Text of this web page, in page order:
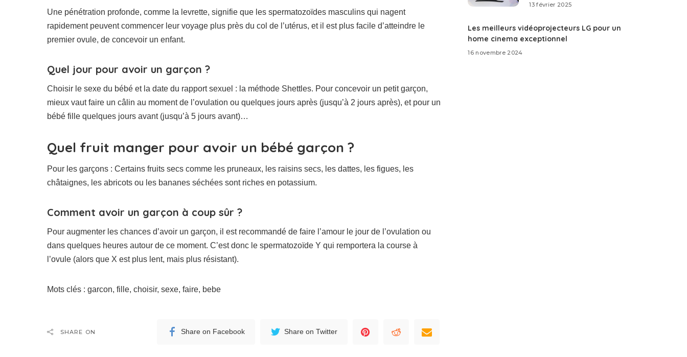
Une pénétration profonde, comme la levrette, signifie que les spermatozoïdes masculins qui nagent
rapidement peuvent commencer leur voyage plus près du col de l’utérus, et il est plus facile d’atteindre le
premier ovule, de concevoir un enfant.
Quel jour pour avoir un garçon ?
Choisir le sexe du bébé et la date du rapport sexuel : la méthode Shettles. Pour concevoir un petit garçon,
mieux vaut faire un câlin au moment de l’ovulation ou quelques jours après (jusqu’à 2 jours après), et pour un
bébé fille quelques jours avant (jusqu’à 5 jours avant)…
Quel fruit manger pour avoir un bébé garçon ?
Pour les garçons : Certains fruits secs comme les pruneaux, les raisins secs, les dattes, les figues, les
châtaignes, les abricots ou les bananes séchées sont riches en potassium.
Comment avoir un garçon à coup sûr ?
Pour augmenter les chances d’avoir un garçon, il est recommandé de faire l’amour le jour de l’ovulation ou
dans quelques heures autour de ce moment. C’est donc le spermatozoïde Y qui remportera la course à
l’ovule (alors que X est plus lent, mais plus résistant).
Mots clés : garcon, fille, choisir, sexe, faire, bebe
SHARE ON Share on Facebook Share on Twitter
13 février 2025
Les meilleurs vidéoprojecteurs LG pour un
home cinema exceptionnel
16 novembre 2024